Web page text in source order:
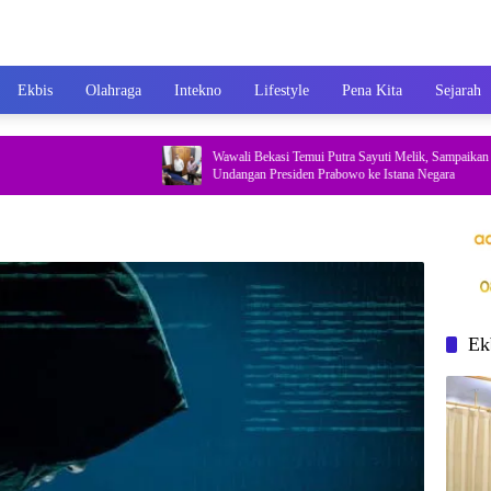
Ekbis Olahraga Intekno Lifestyle Pena Kita Sejarah
Wawali Bekasi Temui Putra Sayuti Melik, Sampaikan
Undangan Presiden Prabowo ke Istana Negara